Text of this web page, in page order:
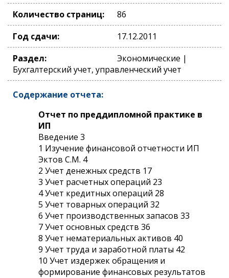
Количество страниц:
86
Год сдачи:
17.12.2011
Раздел:
Экономические |
Бухгалтерский учет, управленческий учет
Содержание отчета:
Отчет по преддипломной практике в
ИП
Введение 3
1 Изучение финансовой отчетности ИП
Эктов С.М. 4
2 Учет денежных средств 17
3 Учет расчетных операций 23
4 Учет кредитных операций 28
5 Учет товарных операций 32
6 Учет производственных запасов 33
7 Учет основных средств 36
8 Учет нематериальных активов 40
9 Учет труда и заработной платы 42
10 Учет издержек обращения и
формирование финансовых результатов